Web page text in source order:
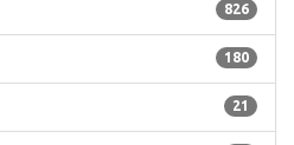
826
180
21